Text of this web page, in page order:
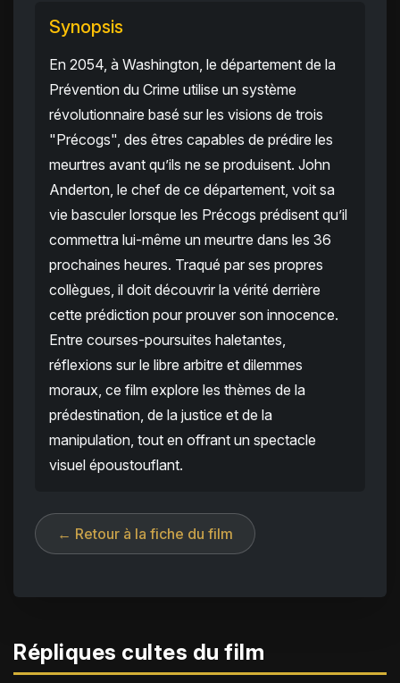
Synopsis
En 2054, à Washington, le département de la
Prévention du Crime utilise un système
révolutionnaire basé sur les visions de trois
"Précogs", des êtres capables de prédire les
meurtres avant qu’ils ne se produisent. John
Anderton, le chef de ce département, voit sa
vie basculer lorsque les Précogs prédisent qu’il
commettra lui-même un meurtre dans les 36
prochaines heures. Traqué par ses propres
collègues, il doit découvrir la vérité derrière
cette prédiction pour prouver son innocence.
Entre courses-poursuites haletantes,
réflexions sur le libre arbitre et dilemmes
moraux, ce film explore les thèmes de la
prédestination, de la justice et de la
manipulation, tout en offrant un spectacle
visuel époustouflant.
← Retour à la fiche du film
Répliques cultes du film